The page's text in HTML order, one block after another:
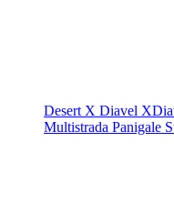
Desert X Diavel
Multistrada Panigale